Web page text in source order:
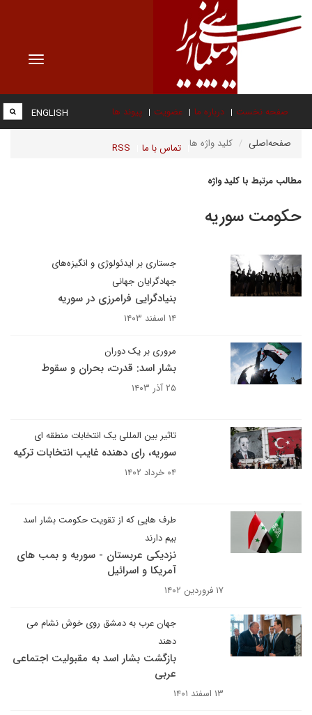
Toggle
صفحه نخست درباره ما عضویت پیوند ها
تماس با ما RSS
ENGLISH
صفحه‌اصلی کلید واژه ها
مطالب مرتبط با کلید واژه
حکومت سوریه
جستاری بر ایدئولوژی و انگیزه‌های
جهادگرایان جهانی
بنیادگرایی فرامرزی در سوریه
۱۴ اسفند ۱۴۰۳
مروری بر یک دوران
بشار اسد: قدرت، بحران و سقوط
۲۵ آذر ۱۴۰۳
تاثیر بین المللی یک انتخابات منطقه ای
سوریه، رای دهنده غایب انتخابات ترکیه
۰۴ خرداد ۱۴۰۲
طرف هایی که از تقویت حکومت بشار اسد
بیم دارند
نزدیکی عربستان - سوریه و بمب های
آمریکا و اسرائیل
۱۷ فروردین ۱۴۰۲
جهان عرب به دمشق روی خوش نشام می
دهند
بازگشت بشار اسد به مقبولیت اجتماعی
عربی
۱۳ اسفند ۱۴۰۱